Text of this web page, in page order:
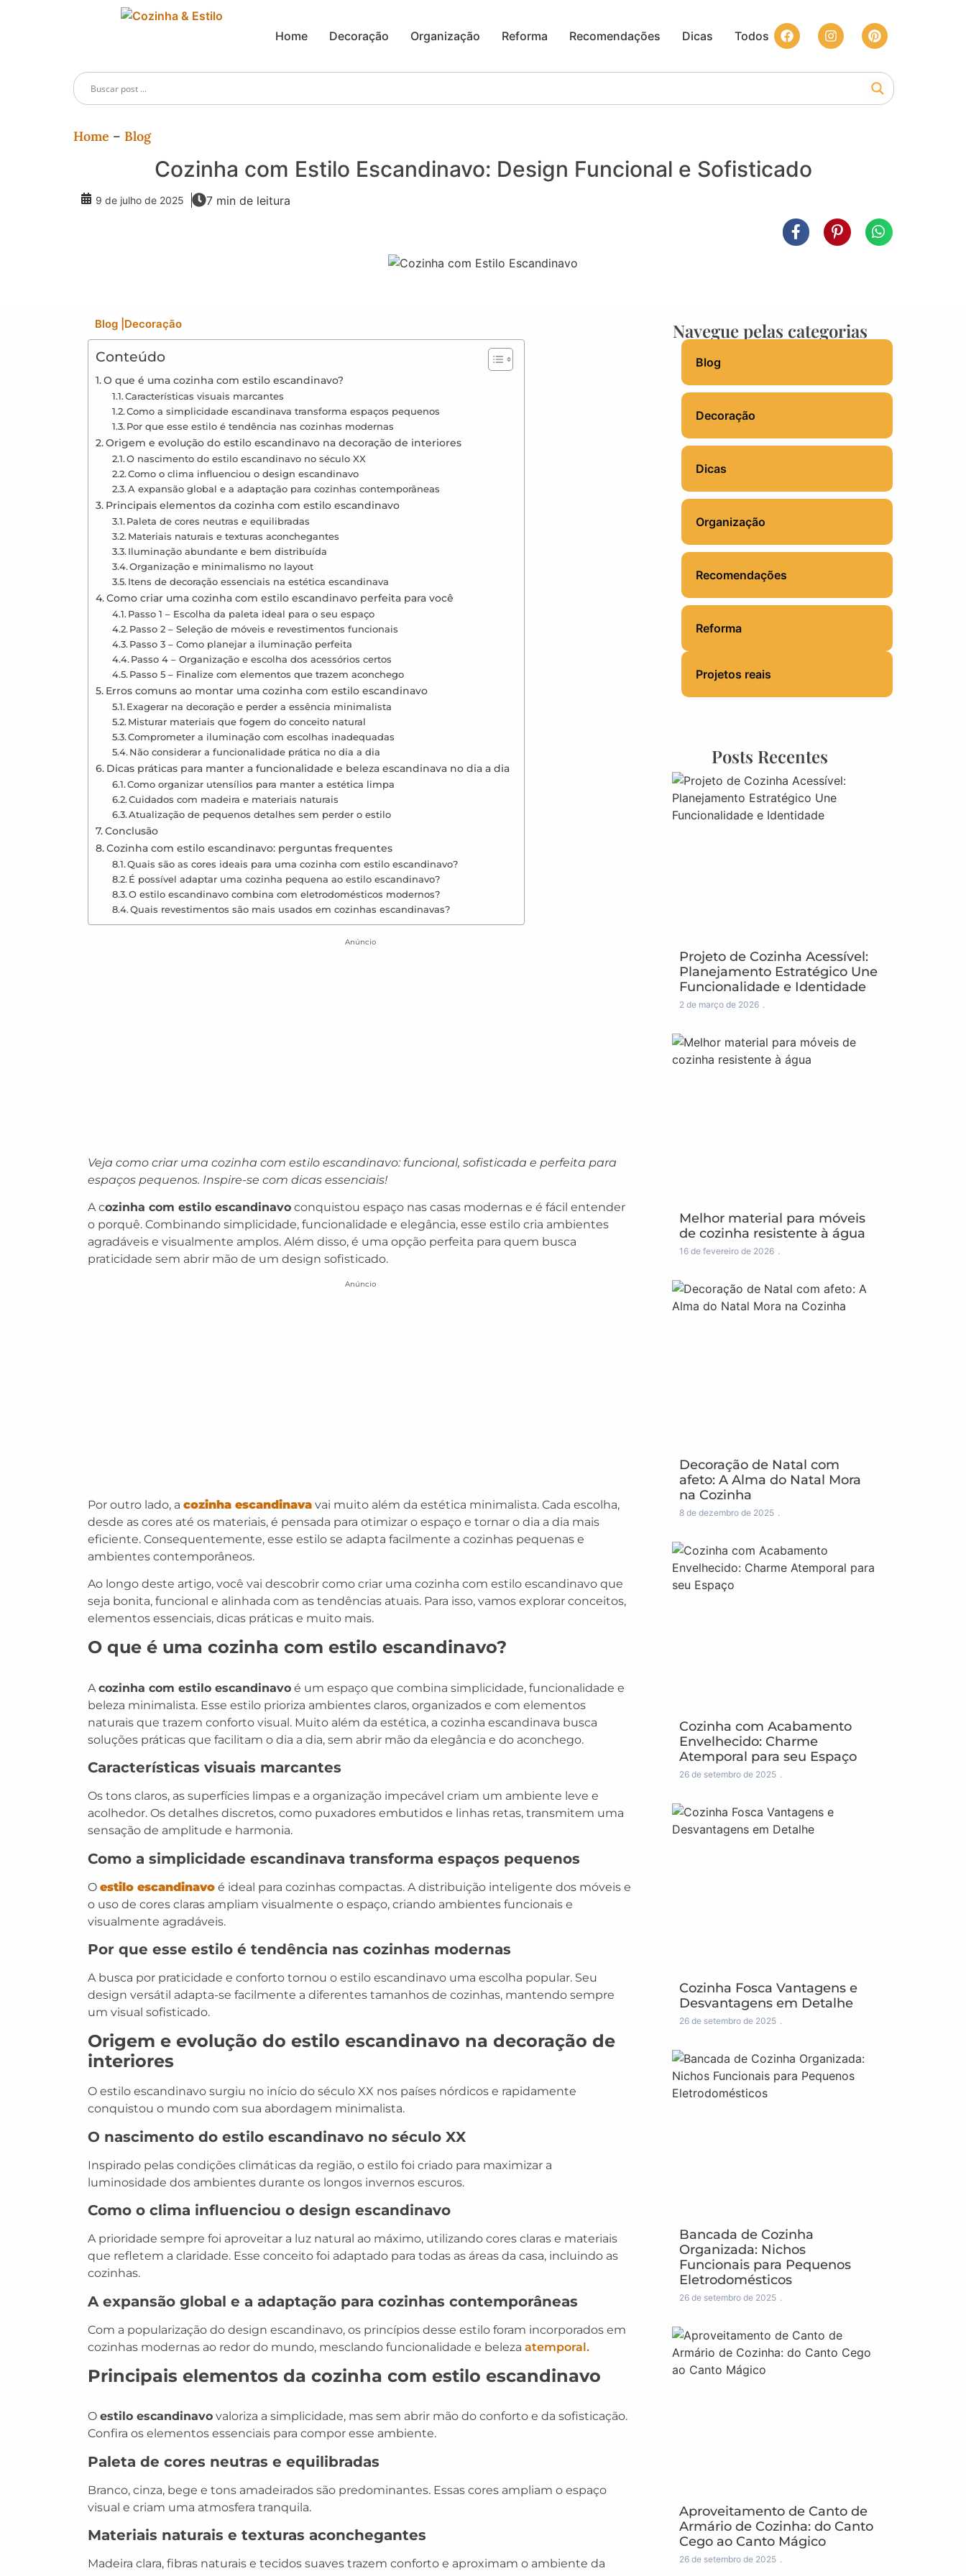
Home Decoração Organização Reforma Recomendações Dicas Todos
Home – Blog
Cozinha com Estilo Escandinavo: Design Funcional e Sofisticado
9 de julho de 2025 7 min de leitura
Blog Decoração
Conteúdo
O que é uma cozinha com estilo escandinavo?
Características visuais marcantes
Como a simplicidade escandinava transforma espaços pequenos
Por que esse estilo é tendência nas cozinhas modernas
Origem e evolução do estilo escandinavo na decoração de interiores
O nascimento do estilo escandinavo no século XX
Como o clima influenciou o design escandinavo
A expansão global e a adaptação para cozinhas contemporâneas
Principais elementos da cozinha com estilo escandinavo
Paleta de cores neutras e equilibradas
Materiais naturais e texturas aconchegantes
Iluminação abundante e bem distribuída
Organização e minimalismo no layout
Itens de decoração essenciais na estética escandinava
Como criar uma cozinha com estilo escandinavo perfeita para você
Passo 1 – Escolha da paleta ideal para o seu espaço
Passo 2 – Seleção de móveis e revestimentos funcionais
Passo 3 – Como planejar a iluminação perfeita
Passo 4 – Organização e escolha dos acessórios certos
Passo 5 – Finalize com elementos que trazem aconchego
Erros comuns ao montar uma cozinha com estilo escandinavo
Exagerar na decoração e perder a essência minimalista
Misturar materiais que fogem do conceito natural
Comprometer a iluminação com escolhas inadequadas
Não considerar a funcionalidade prática no dia a dia
Dicas práticas para manter a funcionalidade e beleza escandinava no dia a dia
Como organizar utensílios para manter a estética limpa
Cuidados com madeira e materiais naturais
Atualização de pequenos detalhes sem perder o estilo
Conclusão
Cozinha com estilo escandinavo: perguntas frequentes
Quais são as cores ideais para uma cozinha com estilo escandinavo?
É possível adaptar uma cozinha pequena ao estilo escandinavo?
O estilo escandinavo combina com eletrodomésticos modernos?
Quais revestimentos são mais usados em cozinhas escandinavas?
Anúncio
Veja como criar uma cozinha com estilo escandinavo: funcional, sofisticada e perfeita para
espaços pequenos. Inspire-se com dicas essenciais!
A cozinha com estilo escandinavo conquistou espaço nas casas modernas e é fácil entender
o porquê. Combinando simplicidade, funcionalidade e elegância, esse estilo cria ambientes
agradáveis e visualmente amplos. Além disso, é uma opção perfeita para quem busca
praticidade sem abrir mão de um design sofisticado.
Anúncio
Por outro lado, a cozinha escandinava vai muito além da estética minimalista. Cada escolha,
desde as cores até os materiais, é pensada para otimizar o espaço e tornar o dia a dia mais
eficiente. Consequentemente, esse estilo se adapta facilmente a cozinhas pequenas e
ambientes contemporâneos.
Ao longo deste artigo, você vai descobrir como criar uma cozinha com estilo escandinavo que
seja bonita, funcional e alinhada com as tendências atuais. Para isso, vamos explorar conceitos,
elementos essenciais, dicas práticas e muito mais.
O que é uma cozinha com estilo escandinavo?
A cozinha com estilo escandinavo é um espaço que combina simplicidade, funcionalidade e
beleza minimalista. Esse estilo prioriza ambientes claros, organizados e com elementos
naturais que trazem conforto visual. Muito além da estética, a cozinha escandinava busca
soluções práticas que facilitam o dia a dia, sem abrir mão da elegância e do aconchego.
Características visuais marcantes
Os tons claros, as superfícies limpas e a organização impecável criam um ambiente leve e
acolhedor. Os detalhes discretos, como puxadores embutidos e linhas retas, transmitem uma
sensação de amplitude e harmonia.
Como a simplicidade escandinava transforma espaços pequenos
O estilo escandinavo é ideal para cozinhas compactas. A distribuição inteligente dos móveis e
o uso de cores claras ampliam visualmente o espaço, criando ambientes funcionais e
visualmente agradáveis.
Por que esse estilo é tendência nas cozinhas modernas
A busca por praticidade e conforto tornou o estilo escandinavo uma escolha popular. Seu
design versátil adapta-se facilmente a diferentes tamanhos de cozinhas, mantendo sempre
um visual sofisticado.
Origem e evolução do estilo escandinavo na decoração de
interiores
O estilo escandinavo surgiu no início do século XX nos países nórdicos e rapidamente
conquistou o mundo com sua abordagem minimalista.
O nascimento do estilo escandinavo no século XX
Inspirado pelas condições climáticas da região, o estilo foi criado para maximizar a
luminosidade dos ambientes durante os longos invernos escuros.
Como o clima influenciou o design escandinavo
A prioridade sempre foi aproveitar a luz natural ao máximo, utilizando cores claras e materiais
que refletem a claridade. Esse conceito foi adaptado para todas as áreas da casa, incluindo as
cozinhas.
A expansão global e a adaptação para cozinhas contemporâneas
Com a popularização do design escandinavo, os princípios desse estilo foram incorporados em
cozinhas modernas ao redor do mundo, mesclando funcionalidade e beleza atemporal.
Principais elementos da cozinha com estilo escandinavo
O estilo escandinavo valoriza a simplicidade, mas sem abrir mão do conforto e da sofisticação.
Confira os elementos essenciais para compor esse ambiente.
Paleta de cores neutras e equilibradas
Branco, cinza, bege e tons amadeirados são predominantes. Essas cores ampliam o espaço
visual e criam uma atmosfera tranquila.
Materiais naturais e texturas aconchegantes
Madeira clara, fibras naturais e tecidos suaves trazem conforto e aproximam o ambiente da
Navegue pelas categorias
Blog
Decoração
Dicas
Organização
Recomendações
Reforma
Projetos reais
Posts Recentes
Projeto de Cozinha Acessível:
Planejamento Estratégico Une
Funcionalidade e Identidade
2 de março de 2026
Melhor material para móveis
de cozinha resistente à água
16 de fevereiro de 2026
Decoração de Natal com
afeto: A Alma do Natal Mora
na Cozinha
8 de dezembro de 2025
Cozinha com Acabamento
Envelhecido: Charme
Atemporal para seu Espaço
26 de setembro de 2025
Cozinha Fosca Vantagens e
Desvantagens em Detalhe
26 de setembro de 2025
Bancada de Cozinha
Organizada: Nichos
Funcionais para Pequenos
Eletrodomésticos
26 de setembro de 2025
Aproveitamento de Canto de
Armário de Cozinha: do Canto
Cego ao Canto Mágico
26 de setembro de 2025